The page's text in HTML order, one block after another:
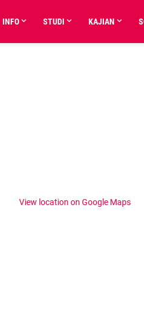
INFO STUDI KAJIAN
View location on Google Maps